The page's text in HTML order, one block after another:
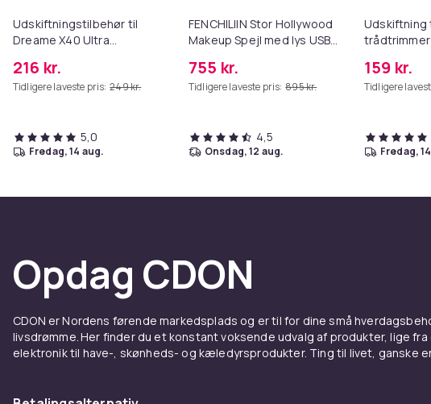
Udskiftningstilbehør til
Dreame X40 Ultra
216 kr.
Tidligere laveste pris: 249 kr.
5,0
fredag, 14 aug.
FENCHILIIN Stor Hollywood
Makeup Spejl med lys USB
80 x 58 cm
755 kr.
Tidligere laveste pris: 895 kr.
4,5
onsdag, 12 aug.
Udskiftning
trådtrimmer
159 kr.
Tidligere
fredag,
Opdag CDON
CDON er Nordens førende markedsplads og er til for dine små
livsdrømme. Her finder du et konstant voksende udvalg af produkter, lige
elektronik til have-, skønheds- og kæledyrsprodukter. Ting til livet, ganske